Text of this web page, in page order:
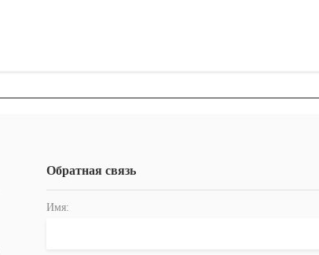
Обратная связь
Имя: